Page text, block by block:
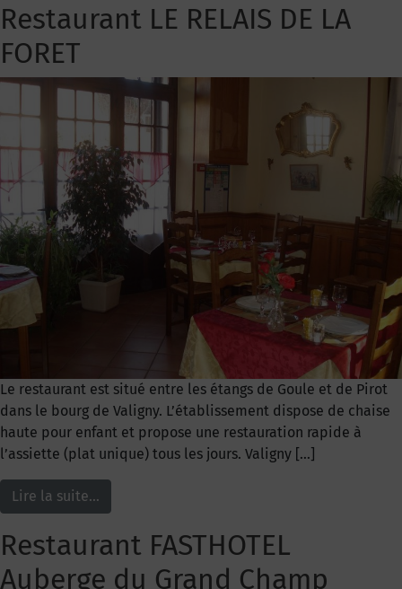
Restaurant LE RELAIS DE LA
FORET
Le restaurant est situé entre les étangs de Goule et de Pirot
dans le bourg de Valigny. L’établissement dispose de chaise
haute pour enfant et propose une restauration rapide à
l’assiette (plat unique) tous les jours. Valigny […]
Lire la suite…
Restaurant FASTHOTEL
Auberge du Grand Champ